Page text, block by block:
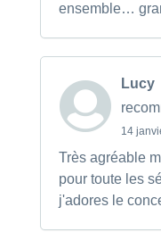
ensemble…
Lucy
14
Très agréable
pour toute les
j'adores le